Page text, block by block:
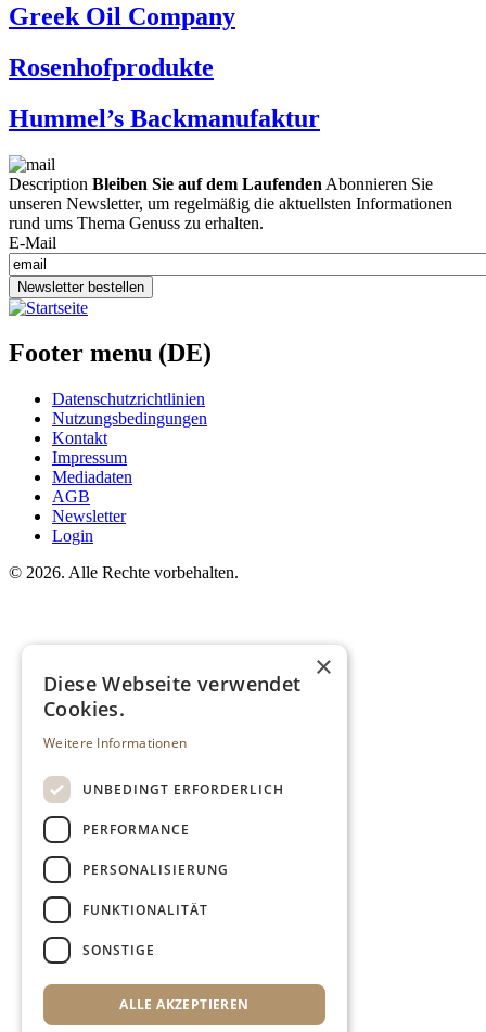
Greek Oil Company
Rosenhofprodukte
Hummel’s Backmanufaktur
Description Bleiben Sie auf dem Laufenden Abonnieren Sie
unseren Newsletter, um regelmäßig die aktuellsten Informationen
rund ums Thema Genuss zu erhalten.
E-Mail
Newsletter bestellen
Footer menu (DE)
Datenschutzrichtlinien
Nutzungsbedingungen
Kontakt
Impressum
Mediadaten
AGB
Newsletter
Login
© 2026. Alle Rechte vorbehalten.
×
Diese Webseite verwendet
Cookies.
Weitere Informationen
UNBEDINGT ERFORDERLICH
PERFORMANCE
PERSONALISIERUNG
FUNKTIONALITÄT
SONSTIGE
ALLE AKZEPTIEREN